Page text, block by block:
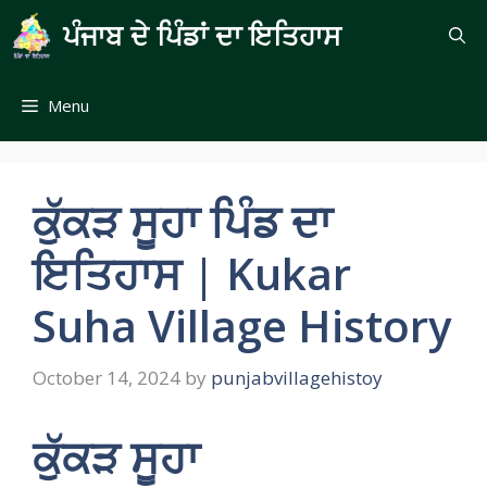
Skip
to
content
ਪੰਜਾਬ ਦੇ ਪਿੰਡਾਂ ਦਾ ਇਤਿਹਾਸ
Menu
ਕੁੱਕੜ ਸੂਹਾ ਪਿੰਡ ਦਾ
ਇਤਿਹਾਸ | Kukar
Suha Village History
October 14, 2024 by punjabvillagehistoy
ਕੁੱਕੜ ਸੂਹਾ